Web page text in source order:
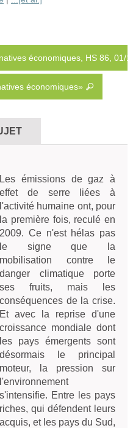
économiques, HS 86, 01/
économiques»
Les émissions de gaz à
effet de serre liées à
l'activité humaine ont, pour
la première fois, reculé en
2009. Ce n'est hélas pas
le signe que la
mobilisation contre le
danger climatique porte
ses fruits, mais les
conséquences de la crise.
Et avec la reprise d'une
croissance mondiale dont
les pays émergents sont
désormais le principal
moteur, la pression sur
l'environnement
s'intensifie. Entre les pays
riches, qui défendent leurs
acquis, et les pays du Sud,